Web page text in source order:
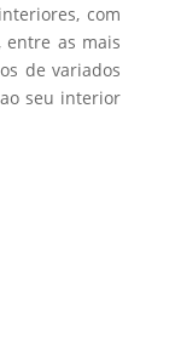
com
entre as mais
de variados
seu interior